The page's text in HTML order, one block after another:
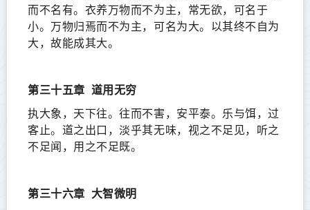
而不名有。衣养万物而不为主，常无欲，可名于
小。万物归焉而不为主，可名为大。以其终不自为
大，故能成其大。
第三十五章 道用无穷
执大象，天下往。往而不害，安平泰。乐与饵，过
客止。道之出口，淡乎其无味，视之不足见，听之
不足闻，用之不足既。
第三十六章
大智微明